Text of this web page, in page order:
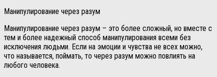
Манипулирование через разум
Манипулирование через разум – это более сложный, но вместе с
тем и более надежный способ манипулирования всеми без
исключения людьми. Если на эмоции и чувства не всех можно,
что называется, поймать, то через разум можно повлиять на
любого человека.